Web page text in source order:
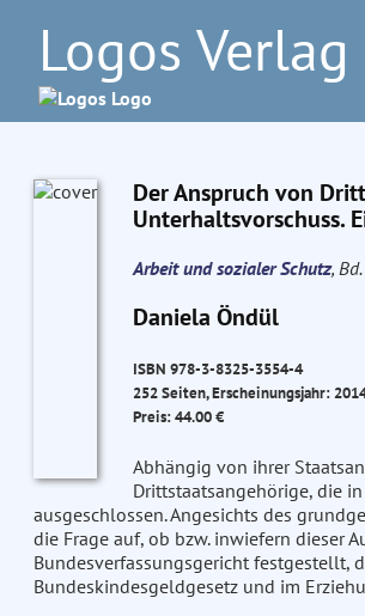
Logos
Der Anspruch von
Unterhaltsvorschuss.
Arbeit und sozialer Schutz,
Daniela Öndül
ISBN 978-3-8325-3554-4
252 Seiten, Erscheinungsjahr:
Preis: 44.00 €
Abhängig von ihrer
Drittstaatsangehörige, die
ausgeschlossen. Angesichts des
die Frage auf, ob bzw. inwiefern dieser
Bundesverfassungsgericht festgestellt,
Bundeskindesgeldgesetz und im